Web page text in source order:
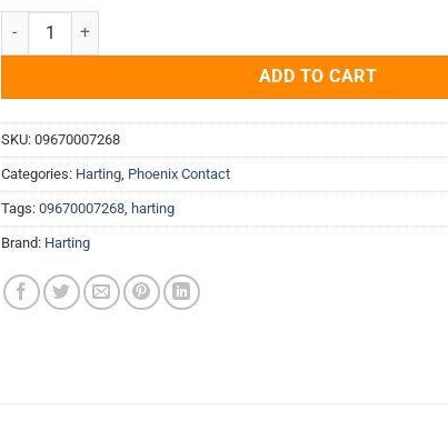
Tiếp điểm D-Sub DSUB-FEM-CR-CON AWG24-28AFS2 quantity
ADD TO CART
SKU: 09670007268
Categories: Harting Phoenix Contact
Tags: 09670007268 harting
Brand: Harting